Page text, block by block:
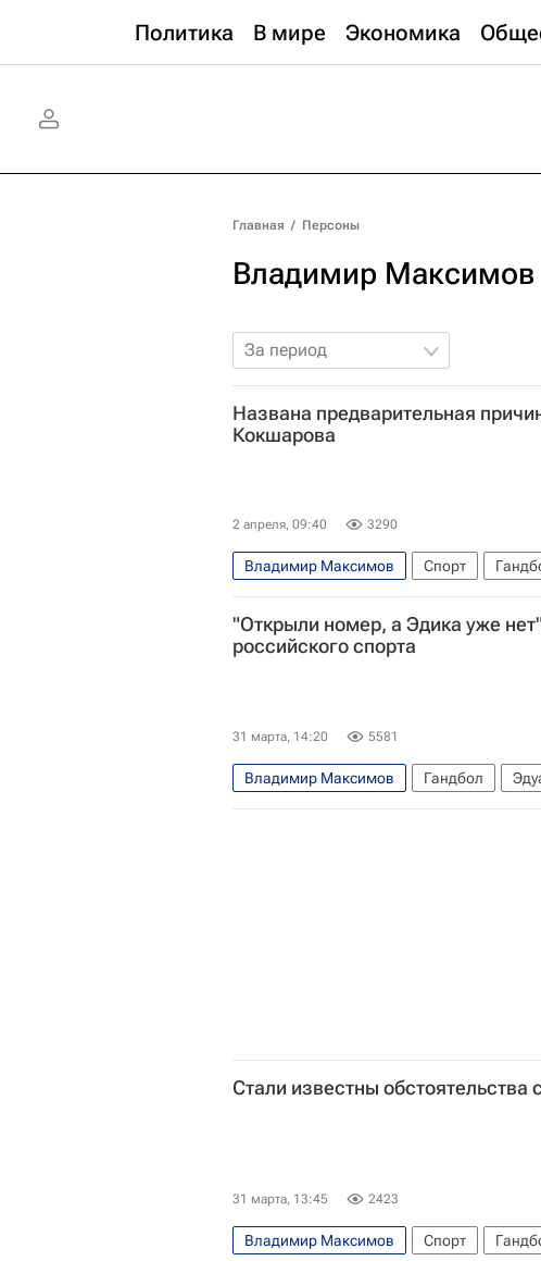
Политика В мире Экономика
Главная / Персоны
Владимир Максимов
За период
Названа предварительная
Кокшарова
2 апреля, 09:40 3290
Владимир Максимов Спорт
Федерация гандбола России (ФГР)
"Открыли номер, а Эдика уже
российского спорта
31 марта, 14:20 5581
Владимир Максимов Гандбол
Федерация гандбола России (ФГР)
Стали известны
31 марта, 13:45 2423
Владимир Максимов Спорт